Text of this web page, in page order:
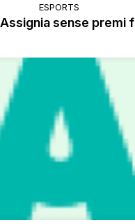
ESPORTS
sense premi